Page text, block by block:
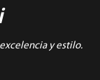
y estilo.